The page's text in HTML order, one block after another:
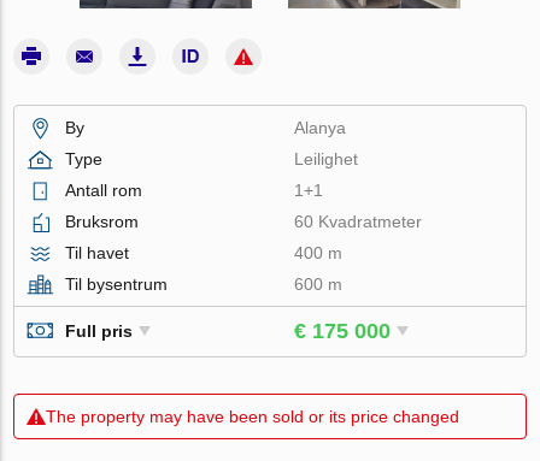
By
Alanya
Type
Leilighet
Antall rom
1+1
Bruksrom
60 Kvadratmeter
Til havet
400 m
Til bysentrum
600 m
Full pris € 175 000
The property may have been sold or its price changed